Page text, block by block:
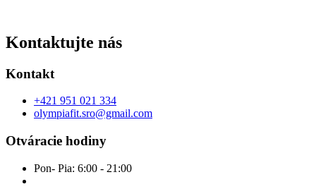
Kontaktujte nás​
Kontakt
+421 951 021 334
olympiafit.sro@gmail.com
Otváracie hodiny
Pon- Pia: 6:00 - 21:00